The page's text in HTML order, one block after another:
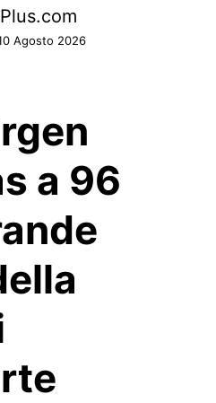
Agosto 2026
a 96